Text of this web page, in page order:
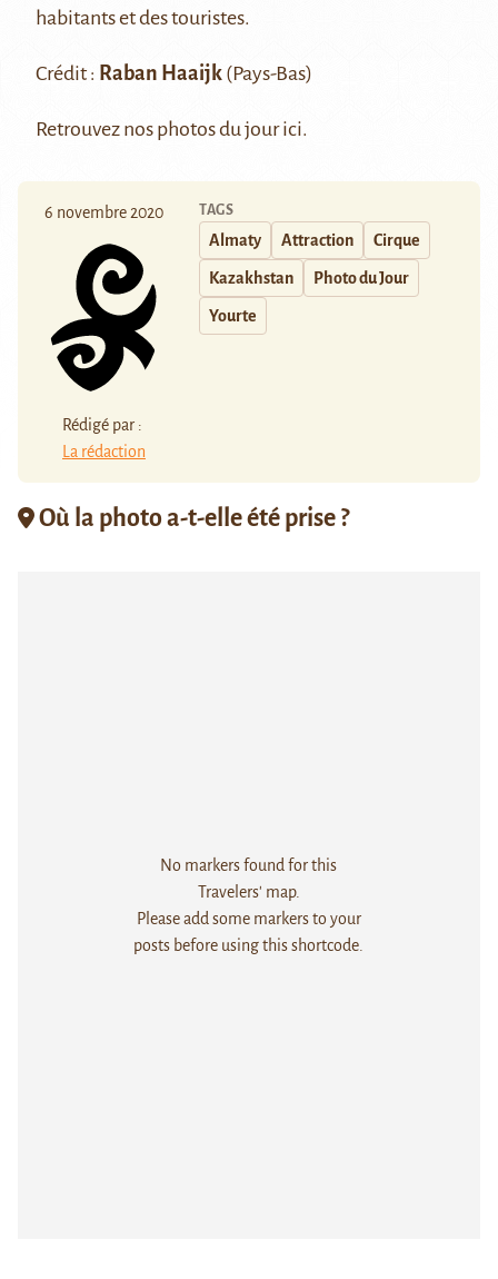
habitants et des touristes.
Crédit : Raban Haaijk (Pays-Bas)
Retrouvez nos photos du jourici.
6 novembre 2020
Rédigé par :
La rédaction
TAGS
Almaty Attraction Cirque
Kazakhstan Photo du Jour
Yourte
Où la photo a-t-elle été prise ?
No markers found for this
Travelers' map.
Please add some markers to your
posts before using this shortcode.